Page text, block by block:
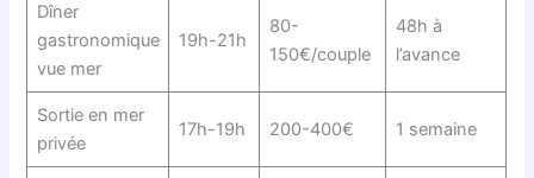
Dîner
gastronomique
vue mer
19h-21h
80-
150€/couple
48h à
l’avance
Sortie en mer
privée
17h-19h 200-400€ 1 semaine